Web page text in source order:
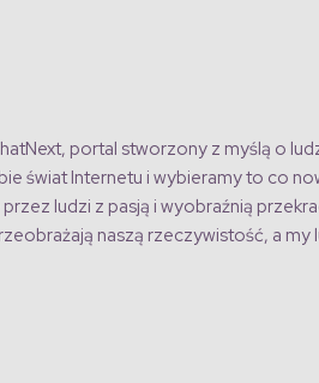
portal stworzony z myślą o
świat Internetu i wybieramy to co
ludzi z pasją i wyobraźnią
naszą rzeczywistość, a my